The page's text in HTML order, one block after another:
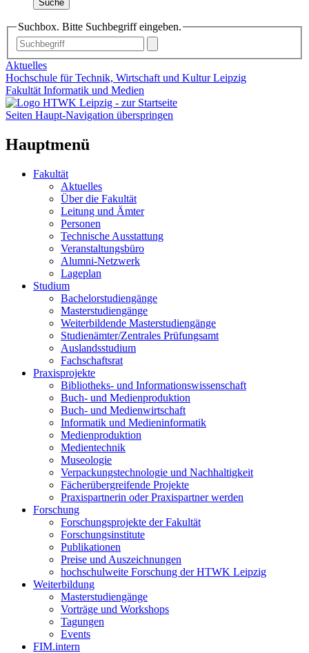
Suche
Suchbox. Bitte Suchbegriff eingeben.
Aktuelles
Hochschule für Technik, Wirtschaft und Kultur Leipzig
Fakultät Informatik und Medien
Seiten Haupt-Navigation überspringen
Hauptmenü
Fakultät
Aktuelles
Über die Fakultät
Leitung und Ämter
Personen
Technische Ausstattung
Veranstaltungsbüro
Alumni-Netzwerk
Lageplan
Studium
Bachelorstudiengänge
Masterstudiengänge
Weiterbildende Masterstudiengänge
Studienämter/Zentrales Prüfungsamt
Auslandsstudium
Fachschaftsrat
Praxisprojekte
Bibliotheks- und Informationswissenschaft
Buch- und Medienproduktion
Buch- und Medienwirtschaft
Informatik und Medieninformatik
Medienproduktion
Medientechnik
Museologie
Verpackungstechnologie und Nachhaltigkeit
Fächerübergreifende Projekte
Praxispartnerin oder Praxispartner werden
Forschung
Forschungsprojekte der Fakultät
Forschungsinstitute
Publikationen
Preise und Auszeichnungen
hochschulweite Forschung der HTWK Leipzig
Weiterbildung
Masterstudiengänge
Vorträge und Workshops
Tagungen
Events
FIM.intern